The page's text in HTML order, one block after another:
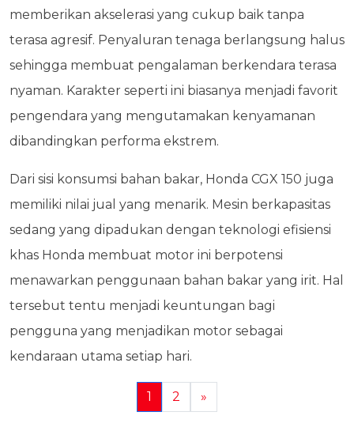
memberikan akselerasi yang cukup baik tanpa
terasa agresif. Penyaluran tenaga berlangsung halus
sehingga membuat pengalaman berkendara terasa
nyaman. Karakter seperti ini biasanya menjadi favorit
pengendara yang mengutamakan kenyamanan
dibandingkan performa ekstrem.
Dari sisi konsumsi bahan bakar, Honda CGX 150 juga
memiliki nilai jual yang menarik. Mesin berkapasitas
sedang yang dipadukan dengan teknologi efisiensi
khas Honda membuat motor ini berpotensi
menawarkan penggunaan bahan bakar yang irit. Hal
tersebut tentu menjadi keuntungan bagi
pengguna yang menjadikan motor sebagai
kendaraan utama setiap hari.
1 2 »